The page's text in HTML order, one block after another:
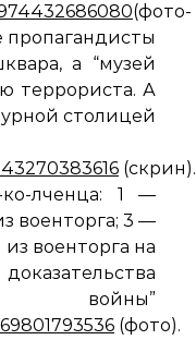
(фото-
пропагандисты
а “музей
террориста. А
столицей
(скрин).
лченца: 1 —
военторга; 3 —
военторга на
(фото).